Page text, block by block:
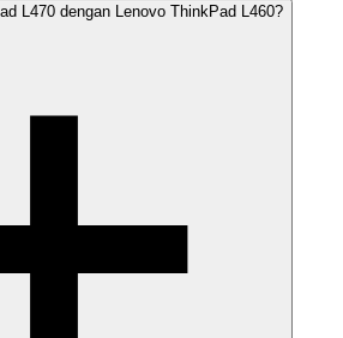
L470 dengan Lenovo ThinkPad L460?